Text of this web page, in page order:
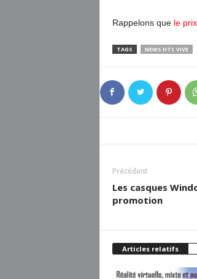
Rappelons que le
TAGS NEWS HTC VIVE
Précédent
Les casques
promotion
Articles relatifs